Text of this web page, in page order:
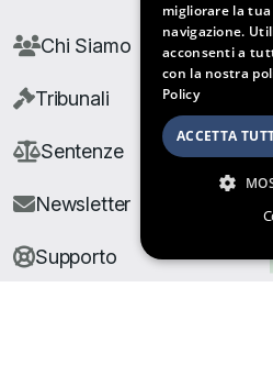
Chi Siamo
Tribunali
Sentenze
Newsletter
Supporto
migliorare la
navigazione.
acconsenti a
con la nostra
Policy
ACCETTA